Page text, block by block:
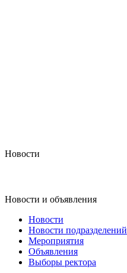
Новости
Новости и объявления
Новости
Новости подразделений
Мероприятия
Объявления
Выборы ректора